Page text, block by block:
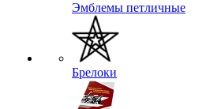
Эмблемы петличные
Брелоки